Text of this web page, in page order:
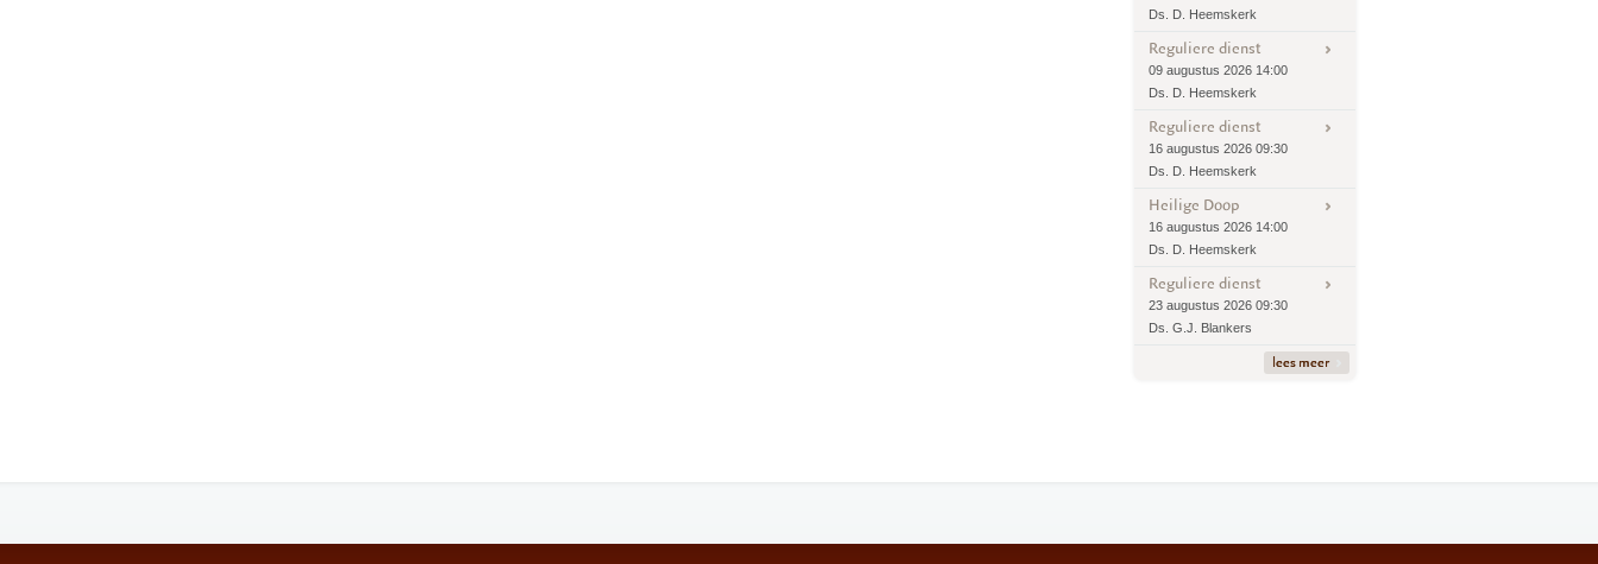
Ds. D. Heemskerk
Reguliere dienst
09 augustus 2026 14:00
Ds. D. Heemskerk
Reguliere dienst
16 augustus 2026 09:30
Ds. D. Heemskerk
Heilige Doop
16 augustus 2026 14:00
Ds. D. Heemskerk
Reguliere dienst
23 augustus 2026 09:30
Ds. G.J. Blankers
lees meer